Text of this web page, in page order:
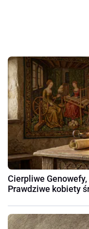
Cierpliwe
Prawdziwe kobiety